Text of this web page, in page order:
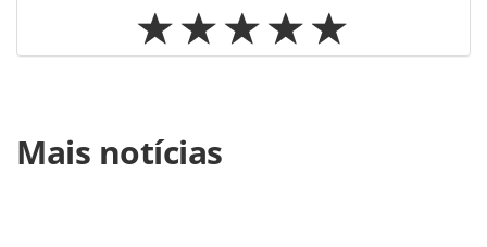
https://www.panrotas.com.br/noticia-
turismo/gente/2015/01/wamos-circuitos-escolhe-rafael-
Mais notícias